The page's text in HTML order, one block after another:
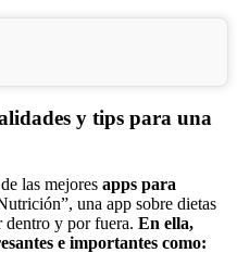
y tips para una
las mejores apps para
una app sobre dietas
y por fuera. En ella,
e importantes como: